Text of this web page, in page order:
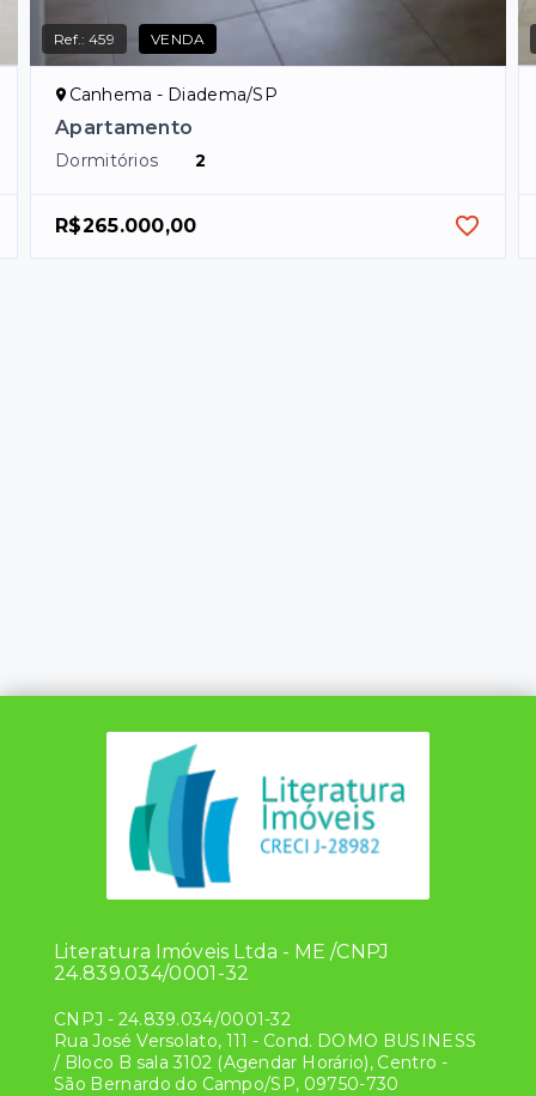
Ref.:459 VENDA
Canhema - Diadema/SP
Apartamento
Dormitórios 2
R$265.000,00
Literatura Imóveis Ltda - ME /CNPJ
24.839.034/0001-32
CNPJ - 24.839.034/0001-32
Rua José Versolato, 111 - Cond. DOMO BUSINESS
/ Bloco B sala 3102 (Agendar Horário), Centro -
São Bernardo do Campo/SP, 09750-730